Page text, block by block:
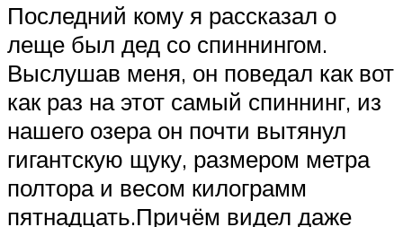
Последний кому я рассказал о
леще был дед со спиннингом.
Выслушав меня, он поведал как вот
как раз на этот самый спиннинг, из
нашего озера он почти вытянул
гигантскую щуку, размером метра
полтора и весом килограмм
пятнадцать.Причём видел даже